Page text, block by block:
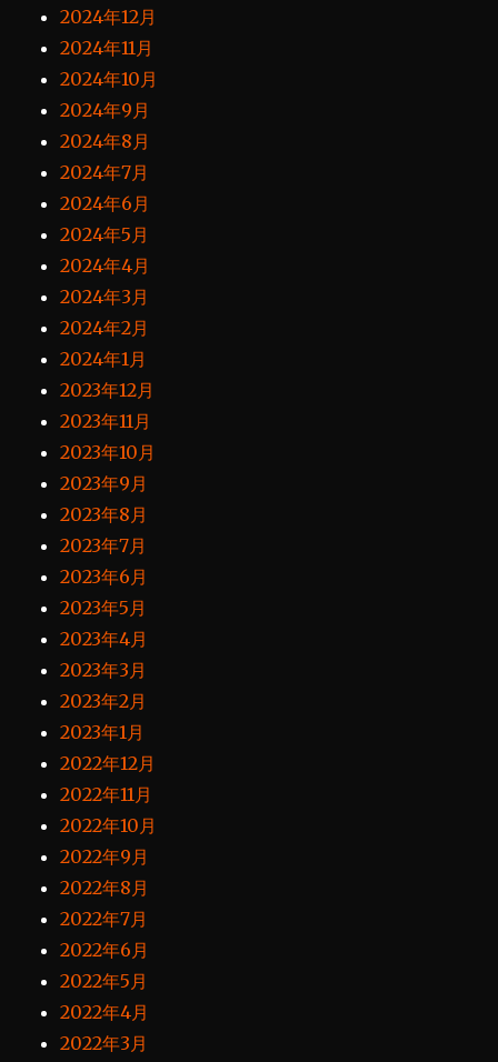
2024年12月
2024年11月
2024年10月
2024年9月
2024年8月
2024年7月
2024年6月
2024年5月
2024年4月
2024年3月
2024年2月
2024年1月
2023年12月
2023年11月
2023年10月
2023年9月
2023年8月
2023年7月
2023年6月
2023年5月
2023年4月
2023年3月
2023年2月
2023年1月
2022年12月
2022年11月
2022年10月
2022年9月
2022年8月
2022年7月
2022年6月
2022年5月
2022年4月
2022年3月